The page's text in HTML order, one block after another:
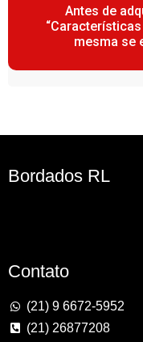
Antes de
mesma se
Bordados RL
Contato
(21) 9 6672-5952
(21) 26877208